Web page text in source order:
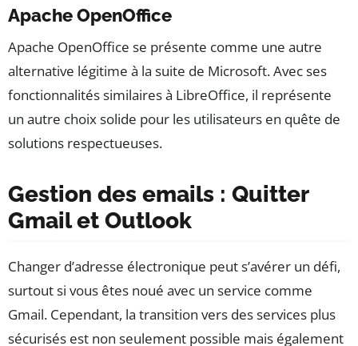
Apache OpenOffice
Apache OpenOffice se présente comme une autre
alternative légitime à la suite de Microsoft. Avec ses
fonctionnalités similaires à LibreOffice, il représente
un autre choix solide pour les utilisateurs en quête de
solutions respectueuses.
Gestion des emails : Quitter
Gmail et Outlook
Changer d’adresse électronique peut s’avérer un défi,
surtout si vous êtes noué avec un service comme
Gmail. Cependant, la transition vers des services plus
sécurisés est non seulement possible mais également